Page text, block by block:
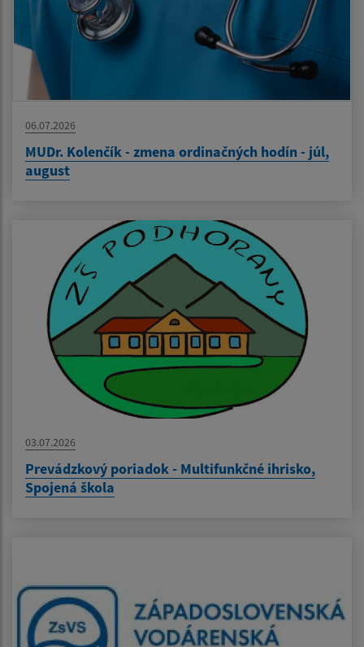
06.07.2026
MUDr. Kolenčík - zmena ordinačných hodín - júl,
august
03.07.2026
Prevádzkový poriadok - Multifunkčné ihrisko,
Spojená škola